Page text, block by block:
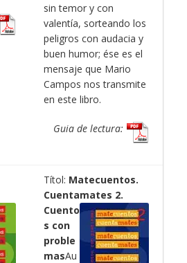
sin temor y con
valentía, sorteando los
peligros con audacia y
buen humor; ése es el
mensaje que Mario
Campos nos transmite
en este libro.
Guia de lectura:
Títol: Matecuentos.
Cuentamates 2.
Cuento
s con
proble
masAu